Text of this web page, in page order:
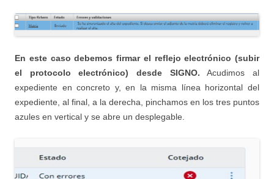
En este caso debemos firmar el reflejo electrónico (subir
el protocolo electrónico) desde SIGNO. Acudimos al
expediente en concreto y, en la misma línea horizontal del
expediente, al final, a la derecha, pinchamos en los tres puntos
azules en vertical y se abre un desplegable.